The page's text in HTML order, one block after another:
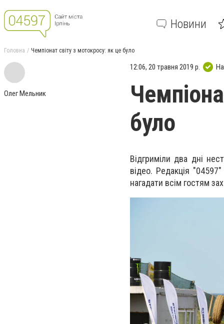
Новини
Головна Чемпіонат світу з мотокросу: як це було
Олег Мельник
12:06, 20 травня 2019 р.
було
Відгриміли два дні
відео. Редакція
нагадати всім гостям